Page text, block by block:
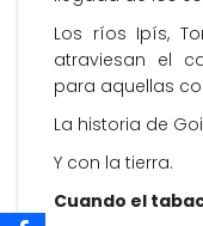
Los ríos Ipís,
atraviesan el
para aquellas
La historia de
Y con la tierra.
Cuando el